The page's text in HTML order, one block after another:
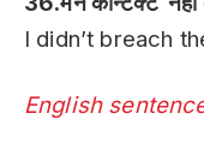
I didn’t breach
English